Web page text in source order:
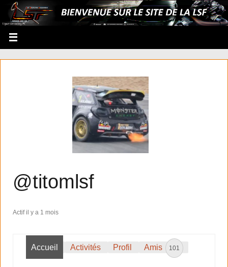
@titomlsf
Actif il y a 1 mois
Accueil Activités Profil Amis 101